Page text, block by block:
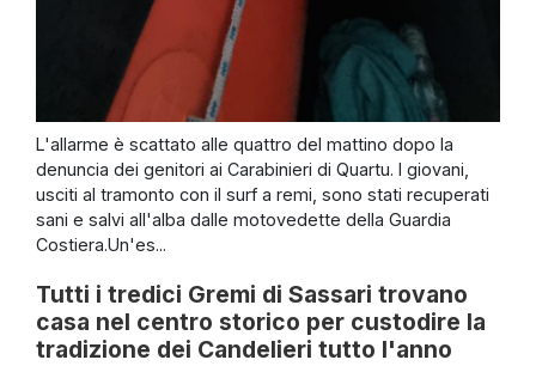
L'allarme è scattato alle quattro del mattino dopo la
denuncia dei genitori ai Carabinieri di Quartu. I giovani,
usciti al tramonto con il surf a remi, sono stati recuperati
sani e salvi all'alba dalle motovedette della Guardia
Costiera.Un'es...
Tutti i tredici Gremi di Sassari trovano
casa nel centro storico per custodire la
tradizione dei Candelieri tutto l'anno